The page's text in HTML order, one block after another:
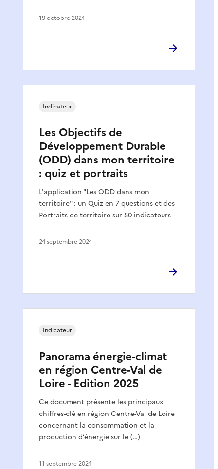
19 octobre 2024
Les Objectifs de
Développement Durable
(ODD) dans mon territoire
: quiz et portraits
L'application "Les ODD dans mon
territoire" : un Quiz en 7 questions et des
Portraits de territoire sur 50 indicateurs
Indicateur
24 septembre 2024
Panorama énergie-climat
en région Centre-Val de
Loire - Edition 2025
Ce document présente les principaux
chiffres-clé en région Centre-Val de Loire
concernant la consommation et la
production d’énergie sur le (…)
Indicateur
11 septembre 2024